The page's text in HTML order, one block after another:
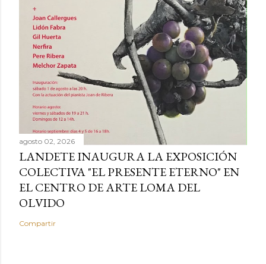
agosto 02, 2026
LANDETE INAUGURA LA EXPOSICIÓN
COLECTIVA "EL PRESENTE ETERNO" EN
EL CENTRO DE ARTE LOMA DEL
OLVIDO
Compartir